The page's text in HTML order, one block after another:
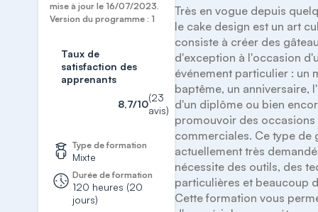
mise à jour le 16/07/2023.
Version du programme : 1
Taux de
satisfaction des
apprenants
8,7/10
(23
avis)
Type de formation
Mixte
Durée de formation
120 heures (20
jours)
Très en vogue depuis
le cake design est un art
consiste à créer des
d'exception à l'occasion
événement particulier : un
baptême, un anniversaire,
d'un diplôme ou bien
promouvoir des occasions
commerciales. Ce type de
actuellement très
nécessite des outils, des
particulières et beaucoup
Cette formation vous